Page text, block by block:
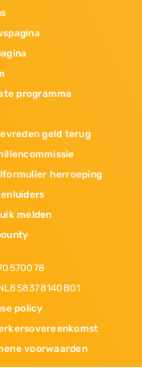
programma
geld terug
herroeping
melden
policy
voorwaarden